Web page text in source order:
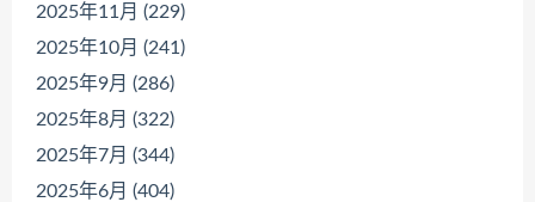
2025年11月 (229)
2025年10月 (241)
2025年9月 (286)
2025年8月 (322)
2025年7月 (344)
2025年6月 (404)